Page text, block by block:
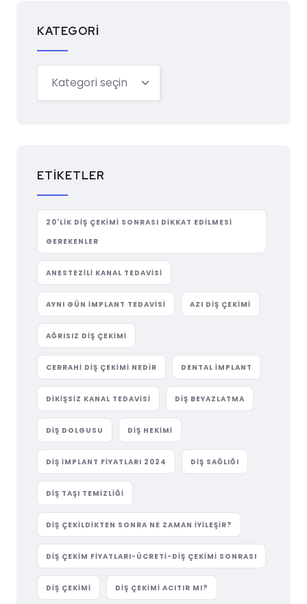
KATEGORI
ETIKETLER
20'LIK DIŞ ÇEKIMI SONRASI DIKKAT EDILMESI
GEREKENLER
ANESTEZILI KANAL TEDAVISI
AYNI GÜN IMPLANT TEDAVISI AZI DIŞ ÇEKIMI
AĞRISIZ DIŞ ÇEKIMI
CERRAHI DIŞ ÇEKIMI NEDIR DENTAL IMPLANT
DIKIŞSIZ KANAL TEDAVISI DIŞ BEYAZLATMA
DIŞ DOLGUSU DIŞ HEKIMI
DIŞ IMPLANT FIYATLARI 2024 DIŞ SAĞLIĞI
DIŞ TAŞI TEMIZLIĞI
DIŞ ÇEKILDIKTEN SONRA NE ZAMAN İYILEŞIR?
DIŞ ÇEKIM FIYATLARI-ÜCRETI-DIŞ ÇEKIMI SONRASI
DIŞ ÇEKIMI DIŞ ÇEKIMI ACITIR MI?